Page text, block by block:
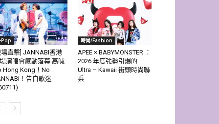
Pop
場直擊] JANNABI香港
演唱會感動落幕 高喊
Hong Kong！No
！告白歌迷
時尚/Fashion
APEE × BABYMONSTER ：
2026 年度強勢引爆的
Ultra – Kawaii 街頭時尚聯
乘